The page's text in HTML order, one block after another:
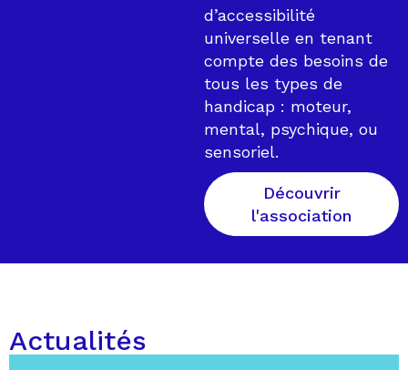
d’accessibilité
universelle en tenant
compte des besoins de
tous les types de
handicap : moteur,
mental, psychique, ou
sensoriel.
Découvrir
l'association
Actualités